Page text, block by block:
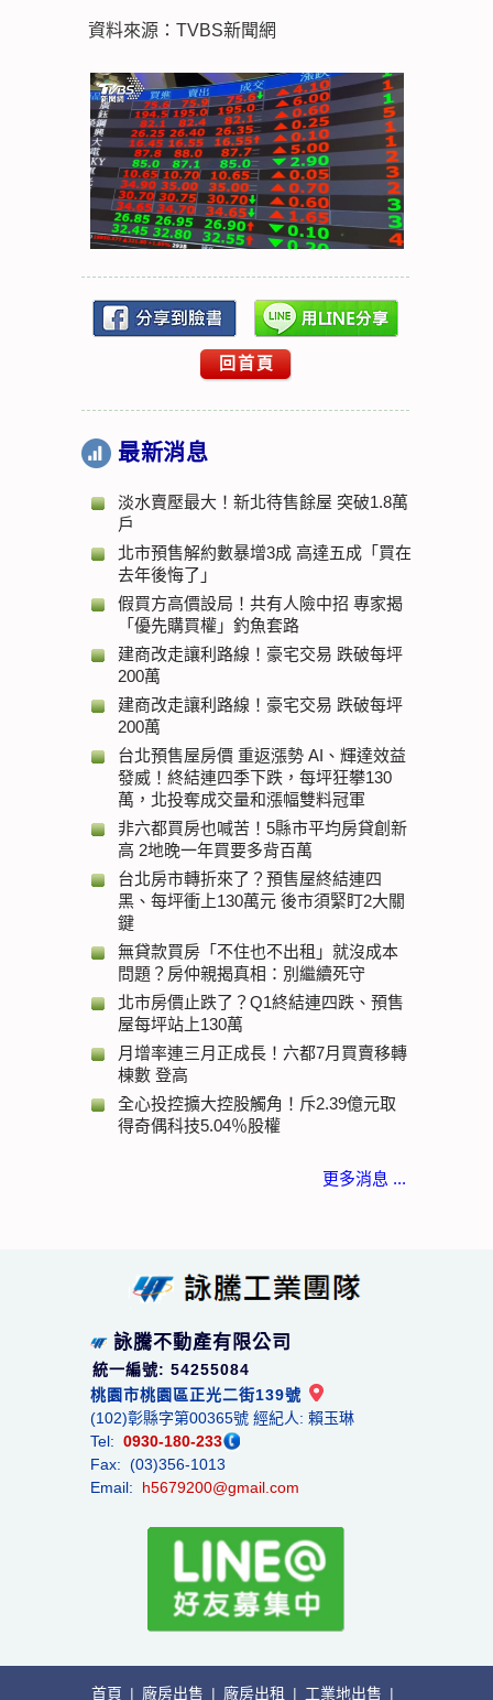
資料來源：TVBS新聞網
回首頁
最新消息
淡水賣壓最大！新北待售餘屋 突破1.8萬
戶
北市預售解約數暴增3成 高達五成「買在
去年後悔了」
假買方高價設局！共有人險中招 專家揭
「優先購買權」釣魚套路
建商改走讓利路線！豪宅交易 跌破每坪
200萬
建商改走讓利路線！豪宅交易 跌破每坪
200萬
台北預售屋房價 重返漲勢 AI、輝達效益
發威！終結連四季下跌，每坪狂攀130
萬，北投奪成交量和漲幅雙料冠軍
非六都買房也喊苦！5縣市平均房貸創新
高 2地晚一年買要多背百萬
台北房市轉折來了？預售屋終結連四
黑、每坪衝上130萬元 後市須緊盯2大關
鍵
無貸款買房「不住也不出租」就沒成本
問題？房仲親揭真相：別繼續死守
北市房價止跌了？Q1終結連四跌、預售
屋每坪站上130萬
月增率連三月正成長！六都7月買賣移轉
棟數 登高
全心投控擴大控股觸角！斥2.39億元取
得奇偶科技5.04％股權
更多消息 ...
詠騰不動產有限公司
統一編號: 54255084
桃園市桃園區正光二街139號
(102)彰縣字第00365號 經紀人: 賴玉琳
Tel: 0930-180-233
Fax: (03)356-1013
Email: h5679200@gmail.com
首頁 | 廠房出售 | 廠房出租 | 工業地出售 |